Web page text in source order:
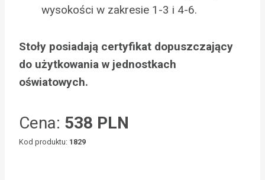
wysokości w zakresie 1-3 i 4-6.
Stoły posiadają certyfikat dopuszczający
do użytkowania w jednostkach
oświatowych.
Cena: 538 PLN
Kod produktu: 1829